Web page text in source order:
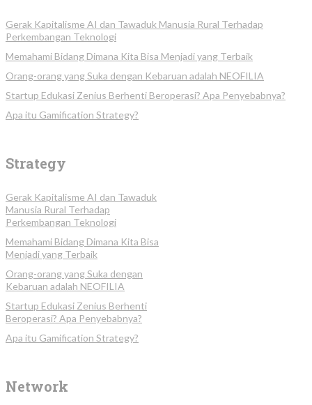
Gerak Kapitalisme AI dan Tawaduk Manusia Rural Terhadap
Perkembangan Teknologi
Memahami Bidang Dimana Kita Bisa Menjadi yang Terbaik
Orang-orang yang Suka dengan Kebaruan adalah NEOFILIA
Startup Edukasi Zenius Berhenti Beroperasi? Apa Penyebabnya?
Apa itu Gamification Strategy?
Strategy
Gerak Kapitalisme AI dan Tawaduk
Manusia Rural Terhadap
Perkembangan Teknologi
Memahami Bidang Dimana Kita Bisa
Menjadi yang Terbaik
Orang-orang yang Suka dengan
Kebaruan adalah NEOFILIA
Startup Edukasi Zenius Berhenti
Beroperasi? Apa Penyebabnya?
Apa itu Gamification Strategy?
Network